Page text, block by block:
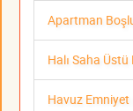
Apartman
Halı Saha Üstü
Havuz Emniyet